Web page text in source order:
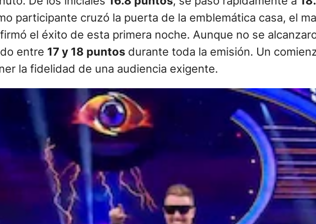
participante cruzó la puerta de la emblemática casa, el
el éxito de esta primera noche. Aunque no se
entre 17 y 18 puntos durante toda la emisión. Un
la fidelidad de una audiencia exigente.